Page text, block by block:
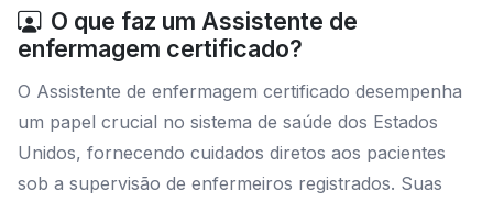
O que faz um Assistente de
enfermagem certificado?
O Assistente de enfermagem certificado desempenha
um papel crucial no sistema de saúde dos Estados
Unidos, fornecendo cuidados diretos aos pacientes
sob a supervisão de enfermeiros registrados. Suas